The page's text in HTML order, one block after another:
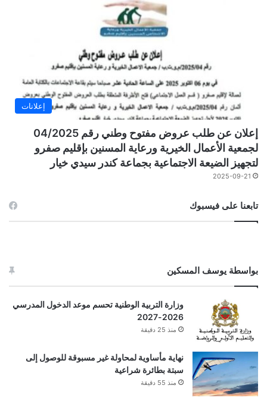
إعلانات
إعلان عن طلب عروض مفتوح وطني رقم 04/2025
لجمعية الأعمال الخيرية ورعاية المسنين بإقليم صفرو
لتجهيز الضيعة الاجتماعية بجماعة كندر سيدي خيار
2025-09-21
تابعنا على فيسبوك
بواسطة يوسف المسكين
وزارة التربية الوطنية تحسم موعد الدخول المدرسي
2026-2027
منذ 25 دقيقة
نهاية مأساوية لمحاولة غير مسبوقة للوصول إلى
سبتة بطائرة شراعية
منذ 55 دقيقة